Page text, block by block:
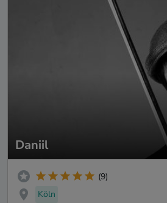
Daniil
(9)
Köln